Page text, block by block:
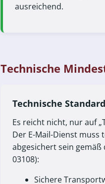
ausreichend.
Technische
Technische
Es reicht nicht, nur auf
Der E-Mail-Dienst muss
abgesichert sein gemäß
03108):
Sichere